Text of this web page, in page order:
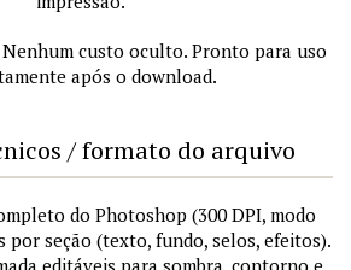
custo oculto. Pronto para uso
após o download.
/ formato do arquivo
do Photoshop (300 DPI, modo
por seção (texto, fundo, selos, efeitos).